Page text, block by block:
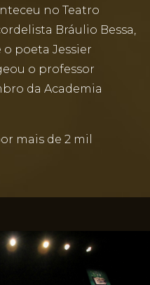
no Teatro
Bráulio Bessa,
poeta Jessier
o professor
da Academia
mais de 2 mil